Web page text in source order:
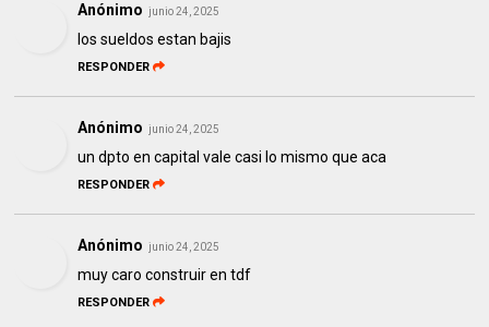
Anónimo junio 24, 2025
los sueldos estan bajis
RESPONDER
Anónimo junio 24, 2025
un dpto en capital vale casi lo mismo que aca
RESPONDER
Anónimo junio 24, 2025
muy caro construir en tdf
RESPONDER